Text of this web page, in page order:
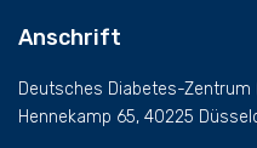
Anschrift
Deutsches Diabetes-Zentrum
Hennekamp 65, 40225